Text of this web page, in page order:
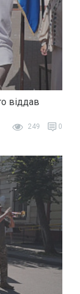
віддав
249 0